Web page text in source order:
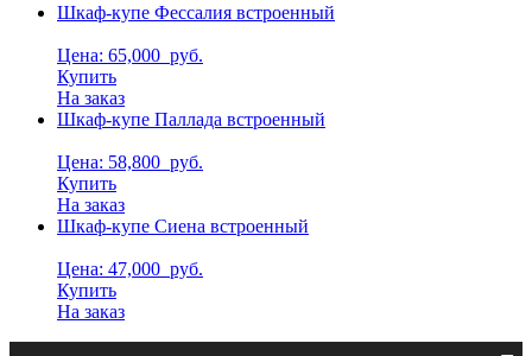
Шкаф-купе Фессалия встроенный
Цена: 65,000 руб.
Купить
На заказ
Шкаф-купе Паллада встроенный
Цена: 58,800 руб.
Купить
На заказ
Шкаф-купе Сиена встроенный
Цена: 47,000 руб.
Купить
На заказ